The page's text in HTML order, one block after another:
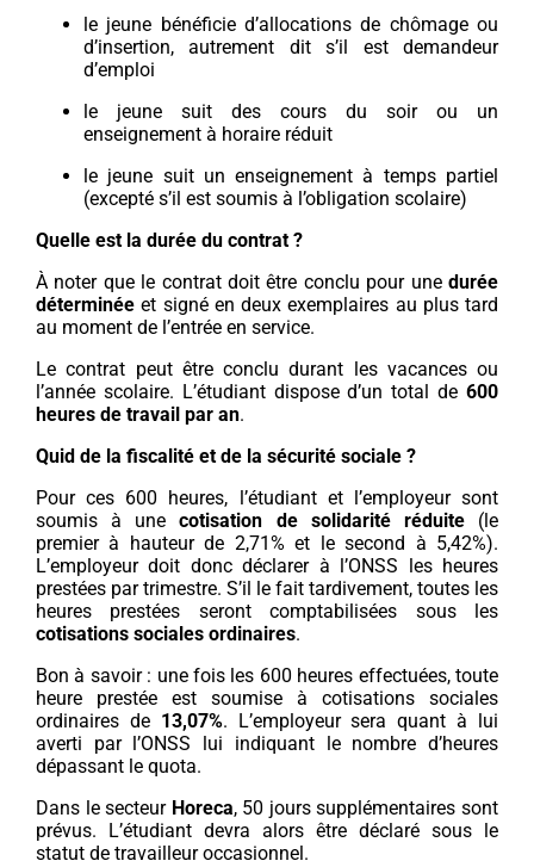
le jeune bénéficie d’allocations de chômage ou
d’insertion, autrement dit s’il est demandeur
d’emploi
le jeune suit des cours du soir ou un
enseignement à horaire réduit
le jeune suit un enseignement à temps partiel
(excepté s’il est soumis à l’obligation scolaire)
Quelle est la durée du contrat ?
À noter que le contrat doit être conclu pour une durée
déterminée et signé en deux exemplaires au plus tard
au moment de l’entrée en service.
Le contrat peut être conclu durant les vacances ou
l’année scolaire. L’étudiant dispose d’un total de 600
heures de travail par an.
Quid de la fiscalité et de la sécurité sociale ?
Pour ces 600 heures, l’étudiant et l’employeur sont
soumis à unecotisation de solidarité réduite(le
premier à hauteur de 2,71% et le second à 5,42%).
L’employeur doit donc déclarer à l’ONSS les heures
prestées par trimestre. S’il le fait tardivement, toutes les
heures prestées seront comptabilisées sous les
cotisations sociales ordinaires.
Bon à savoir : une fois les 600 heures effectuées, toute
heure prestée est soumise à cotisations sociales
ordinaires de 13,07%. L’employeur sera quant à lui
averti par l’ONSS lui indiquant le nombre d’heures
dépassant le quota.
Dans le secteur Horeca, 50 jours supplémentaires sont
prévus. L’étudiant devra alors être déclaré sous le
statut de travailleur occasionnel.